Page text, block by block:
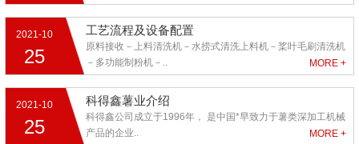
2021-10
25
工艺流程及设备配置
原料接收－上料清洗机－水捞式清洗上料机－桨叶毛刷清洗机
－多功能制粉机－..
MORE +
2021-10
25
科得鑫薯业介绍
科得鑫公司成立于1996年， 是中国*早致力于薯类深加工机械
产品的企业..
MORE +